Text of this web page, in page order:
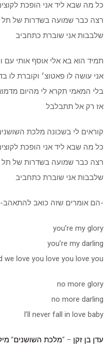
כל מה שבא ליד אני הופכת
רצה כבר שמועה בשדרות של תל
שלבבות אני שוברת כתחביב
תמיד הוא בא אלי אוסף אותי עם
אני עושה לו פאטוצ׳ וקוברת לו
בלי המאמי תקרא לי מהיום
אז רק אל תתבלבל
קוראים לי בשכונה מלכת
כל מה שבא ליד אני הופכת
רצה כבר שמועה בשדרות של תל
שלבבות אני שוברת כתחביב
-הם אומרים שזה כואב להתאהב-
you’re my glory
you’re my darling
we love you love you love you
no more glory
no more darling
I’ll never fall in love baby
עדן בן זקן – “מלכת השושנים”